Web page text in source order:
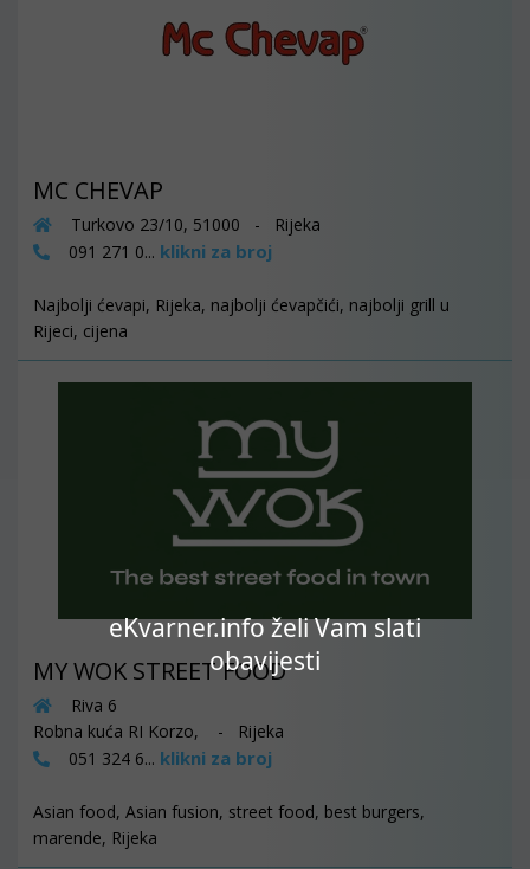
eKvarner.info želi Vam slati
obavijesti
MC CHEVAP
Turkovo 23/10, 51000 - Rijeka
091 271 0... klikni za broj
Najbolji ćevapi, Rijeka, najbolji ćevapčići, najbolji grill u
Rijeci, cijena
MY WOK STREET FOOD
Riva 6
Robna kuća RI Korzo, - Rijeka
051 324 6... klikni za broj
Asian food, Asian fusion, street food, best burgers,
marende, Rijeka